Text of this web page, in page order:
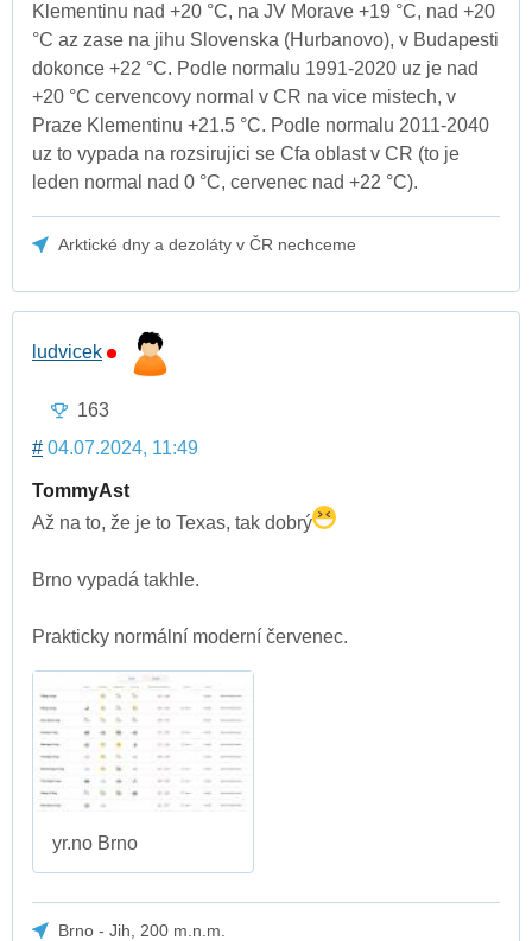
Klementinu nad +20 °C, na JV Morave +19 °C, nad +20
°C az zase na jihu Slovenska (Hurbanovo), v Budapesti
dokonce +22 °C. Podle normalu 1991-2020 uz je nad
+20 °C cervencovy normal v CR na vice mistech, v
Praze Klementinu +21.5 °C. Podle normalu 2011-2040
uz to vypada na rozsirujici se Cfa oblast v CR (to je
leden normal nad 0 °C, cervenec nad +22 °C).
Arktické dny a dezoláty v ČR nechceme
ludvicek
163
# 04.07.2024, 11:49
TommyAst
Až na to, že je to Texas, tak dobrý
Brno vypadá takhle.
Prakticky normální moderní červenec.
yr.no Brno
Brno - Jih, 200 m.n.m.